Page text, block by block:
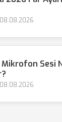
08.08.2026
Sesi
08.08.2026